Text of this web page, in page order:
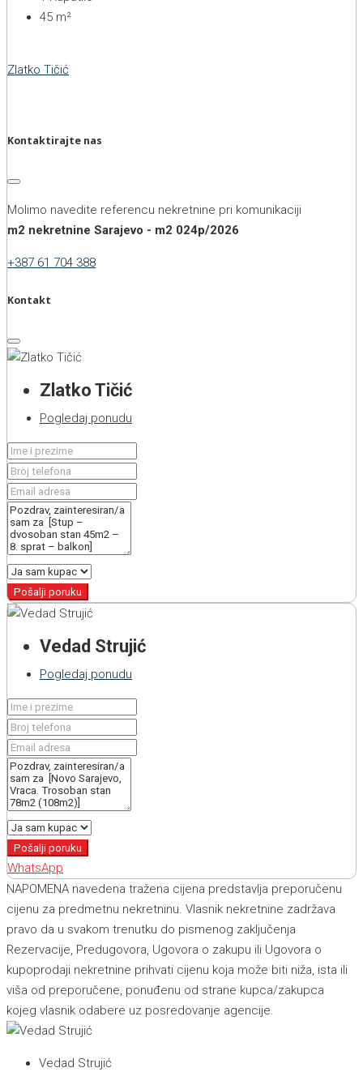
45 m²
Zlatko Tičić
Kontaktirajte nas
Molimo navedite referencu nekretnine pri komunikaciji
m2 nekretnine Sarajevo - m2 024p/2026
+387 61 704 388
Kontakt
Zlatko Tičić
Pogledaj ponudu
Pošalji poruku
Vedad Strujić
Pogledaj ponudu
Pošalji poruku
WhatsApp
NAPOMENA navedena tražena cijena predstavlja preporučenu
cijenu za predmetnu nekretninu. Vlasnik nekretnine zadržava
pravo da u svakom trenutku do pismenog zaključenja
Rezervacije, Predugovora, Ugovora o zakupu ili Ugovora o
kupoprodaji nekretnine prihvati cijenu koja može biti niža, ista ili
viša od preporučene, ponuđenu od strane kupca/zakupca
kojeg vlasnik odabere uz posredovanje agencije.
Vedad Strujić